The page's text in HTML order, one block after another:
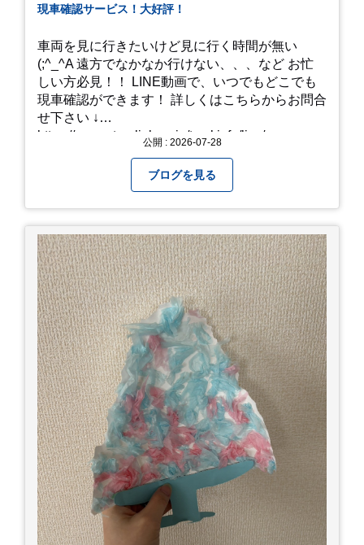
現車確認サービス！大好評！
車両を見に行きたいけど見に行く時間が無い
(;^_^A 遠方でなかなか行けない、、、など お忙
しい方必見！！ LINE動画で、いつでもどこでも
現車確認ができます！ 詳しくはこちらからお問合
せ下さい ↓
https://www.steerlink.co.jp/truckinfo/live/
公開 : 2026-07-28
ブログを見る